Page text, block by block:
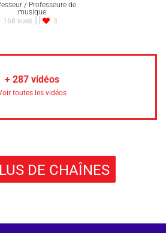
/ Professeure de
musique
168 vues
3
+ 287vidéos
toutes les vidéos
DE CHAÎNES